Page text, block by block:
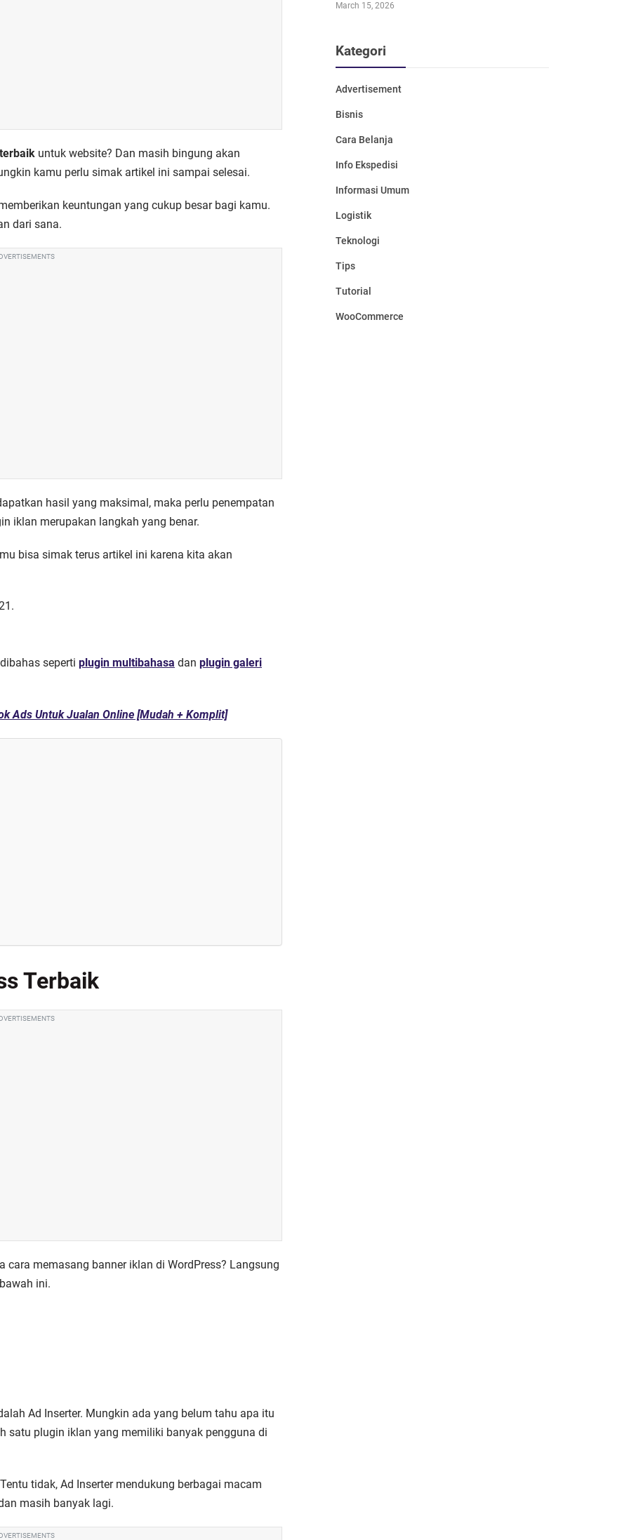
untuk website? Dan masih bingung akan
kamu perlu simak artikel ini sampai selesai.
keuntungan yang cukup besar bagi kamu.
dari sana.
hasil yang maksimal, maka perlu penempatan
iklan merupakan langkah yang benar.
bisa simak terus artikel ini karena kita akan
seperti plugin multibahasa dan plugin galeri
Ads Untuk Jualan Online [Mudah + Komplit]
Terbaik
memasang banner iklan di WordPress? Langsung
ini.
Ad Inserter. Mungkin ada yang belum tahu apa itu
satu plugin iklan yang memiliki banyak pengguna di
tidak, Ad Inserter mendukung berbagai macam
masih banyak lagi.
March 15, 2026
Kategori
Advertisement
Bisnis
Cara Belanja
Info Ekspedisi
Informasi Umum
Logistik
Teknologi
Tips
Tutorial
WooCommerce